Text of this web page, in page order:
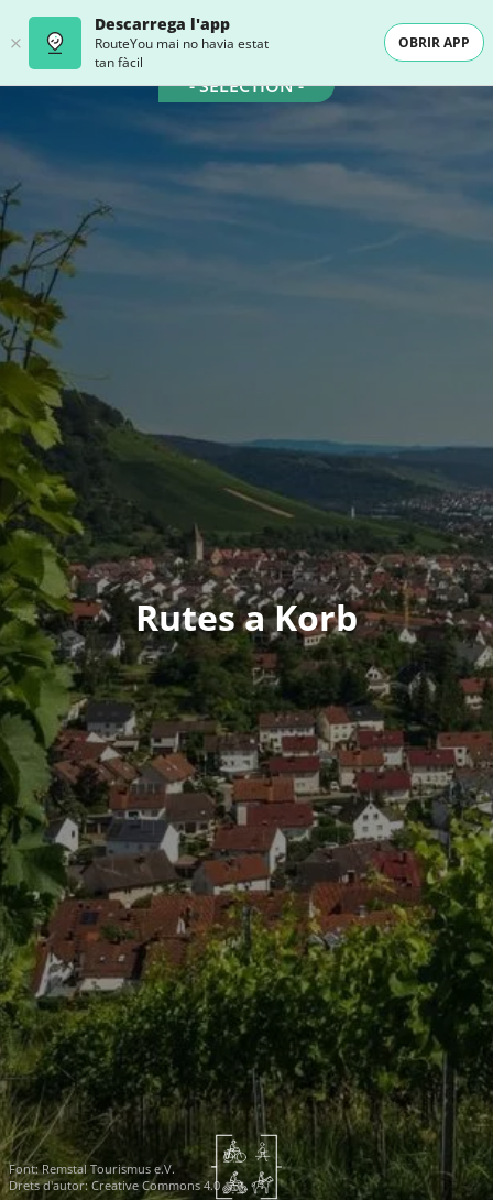
Descarrega l'app
RouteYou mai no havia estat
tan fàcil
OBRIR APP
- SELECTION -
Rutes a Korb
Font:Remstal Tourismus e.V.
Drets d'autor: Creative Commons 4.0